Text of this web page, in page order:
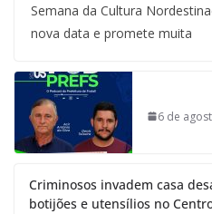
Semana da Cultura
nova data e promete muita
6 de
Criminosos invadem casa
botijões e utensílios no